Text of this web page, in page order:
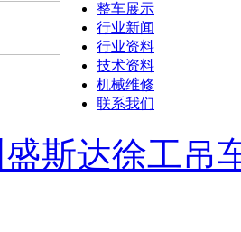
整车展示
行业新闻
行业资料
技术资料
机械维修
联系我们
斯达徐工吊